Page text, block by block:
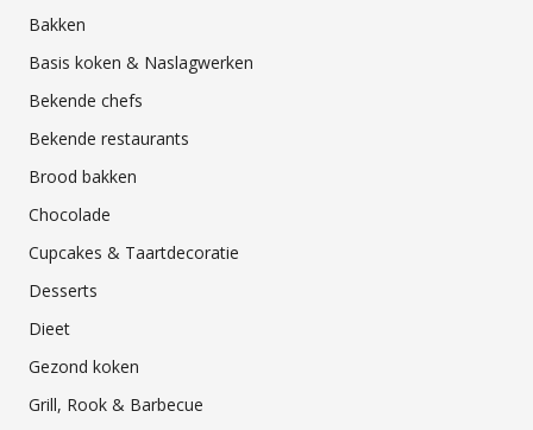
Bakken
Basis koken & Naslagwerken
Bekende chefs
Bekende restaurants
Brood bakken
Chocolade
Cupcakes & Taartdecoratie
Desserts
Dieet
Gezond koken
Grill, Rook & Barbecue